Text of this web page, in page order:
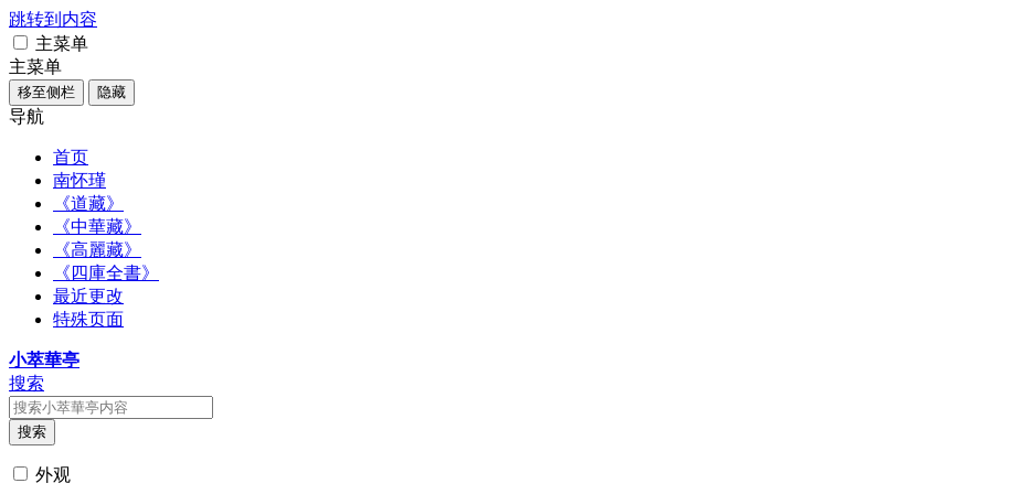
跳转到内容
主菜单
主菜单
移至侧栏 隐藏
导航
首页
南怀瑾
《道藏》
《中華藏》
《高麗藏》
《四庫全書》
最近更改
特殊页面
小萃華亭
搜索
搜索
外观